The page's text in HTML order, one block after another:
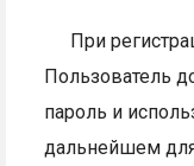
При
Пользователь
пароль и
дальнейшем